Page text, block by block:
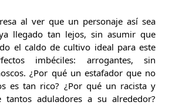
al ver que un personaje así sea
llegado tan lejos, sin asumir que
el caldo de cultivo ideal para este
imbéciles: arrogantes, sin
¿Por qué un estafador que no
es tan rico? ¿Por qué un racista y
tantos aduladores a su alrededor?